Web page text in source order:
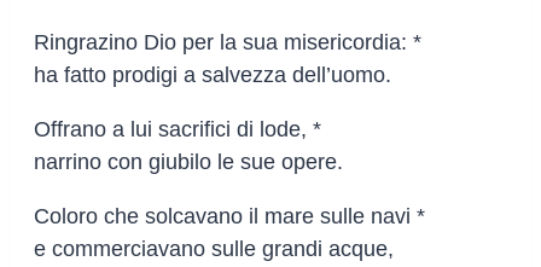
Ringrazino Dio per la sua misericordia: *
ha fatto prodigi a salvezza dell’uomo.
Offrano a lui sacrifici di lode, *
narrino con giubilo le sue opere.
Coloro che solcavano il mare sulle navi *
e commerciavano sulle grandi acque,